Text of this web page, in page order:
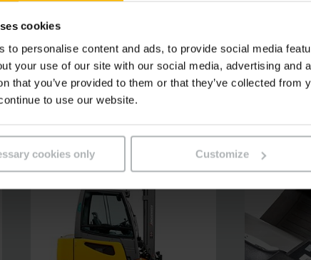
cookies
to personalise content and ads, to provide social media
your use of our site with our social media, advertising and
that you’ve provided to them or that they’ve collected
to use our website.
cookies only Customize
zařízení s rozšířeným zorným polem nabízí
zajišťují flexibilitu a bezpečnost. Ergonomicky
silné stroje, které splňují vysoké požadavky.